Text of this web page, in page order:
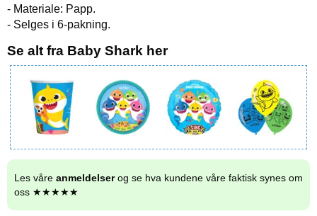
- Materiale: Papp.
- Selges i 6-pakning.
Se alt fra Baby Shark her
Les våre anmeldelserog se hva kundene våre faktisk synes om
oss ★★★★★